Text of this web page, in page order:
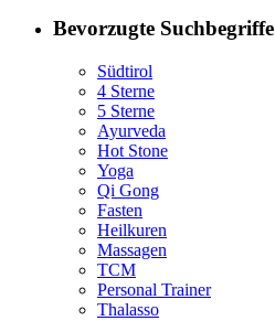
Bevorzugte Suchbegriffe
Südtirol
4 Sterne
5 Sterne
Ayurveda
Hot Stone
Yoga
Qi Gong
Fasten
Heilkuren
Massagen
TCM
Personal Trainer
Thalasso